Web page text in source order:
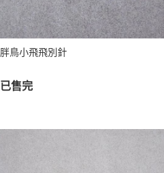
胖鳥小飛飛別針
已售完